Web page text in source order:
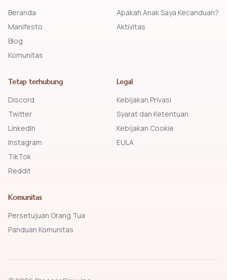
Beranda
Manifesto
Blog
Komunitas
Apakah Anak Saya Kecanduan?
Aktivitas
Tetap terhubung
Discord
Twitter
LinkedIn
Instagram
TikTok
Reddit
Legal
Kebijakan Privasi
Syarat dan Ketentuan
Kebijakan Cookie
EULA
Komunitas
Persetujuan Orang Tua
Panduan Komunitas